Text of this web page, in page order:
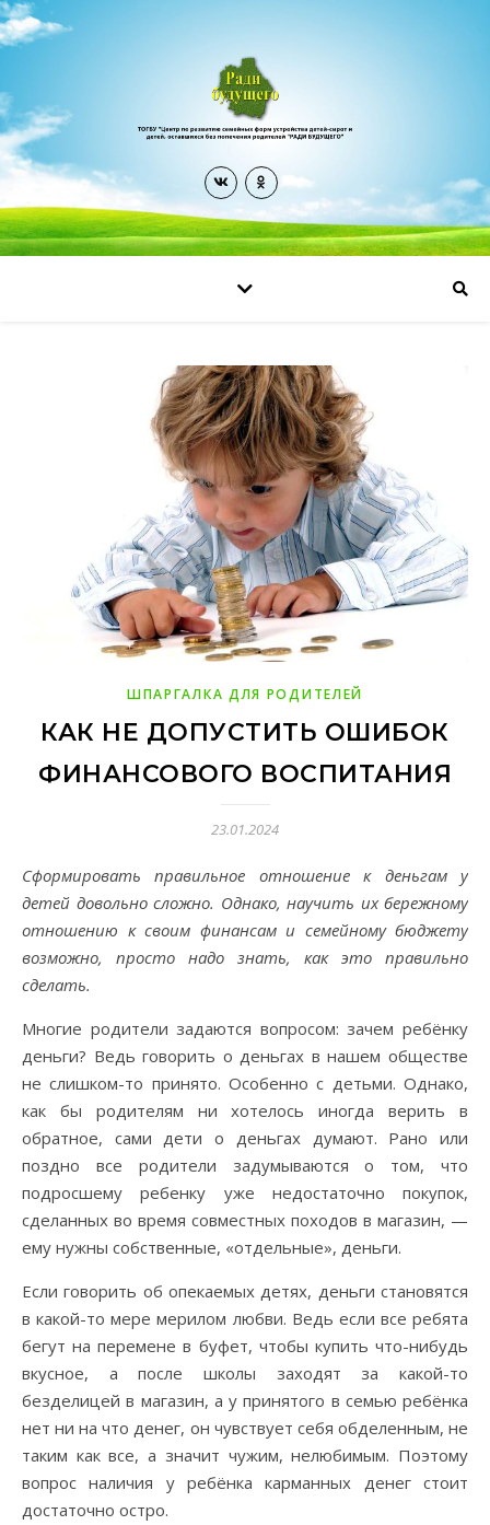
ШПАРГАЛКА ДЛЯ РОДИТЕЛЕЙ
КАК НЕ ДОПУСТИТЬ ОШИБОК
ФИНАНСОВОГО ВОСПИТАНИЯ
23.01.2024
Сформировать правильное отношение к деньгам у
детей довольно сложно. Однако, научить их бережному
отношению к своим финансам и семейному бюджету
возможно, просто надо знать, как это правильно
сделать.
Многие родители задаются вопросом: зачем ребёнку
деньги? Ведь говорить о деньгах в нашем обществе
не слишком-то принято. Особенно с детьми. Однако,
как бы родителям ни хотелось иногда верить в
обратное, сами дети о деньгах думают. Рано или
поздно все родители задумываются о том, что
подросшему ребенку уже недостаточно покупок,
сделанных во время совместных походов в магазин, —
ему нужны собственные, «отдельные», деньги.
Если говорить об опекаемых детях, деньги становятся
в какой-то мере мерилом любви. Ведь если все ребята
бегут на перемене в буфет, чтобы купить что-нибудь
вкусное, а после школы заходят за какой-то
безделицей в магазин, а у принятого в семью ребёнка
нет ни на что денег, он чувствует себя обделенным, не
таким как все, а значит чужим, нелюбимым. Поэтому
вопрос наличия у ребёнка карманных денег стоит
достаточно остро.